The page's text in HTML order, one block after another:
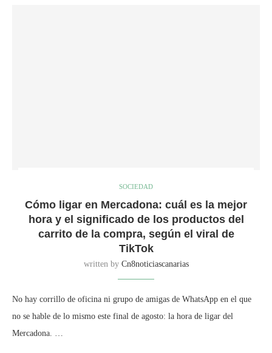
SOCIEDAD
Cómo ligar en Mercadona: cuál es la mejor
hora y el significado de los productos del
carrito de la compra, según el viral de
TikTok
written by Cn8noticiascanarias
No hay corrillo de oficina ni grupo de amigas de WhatsApp en el que
no se hable de lo mismo este final de agosto: la hora de ligar del
Mercadona. …